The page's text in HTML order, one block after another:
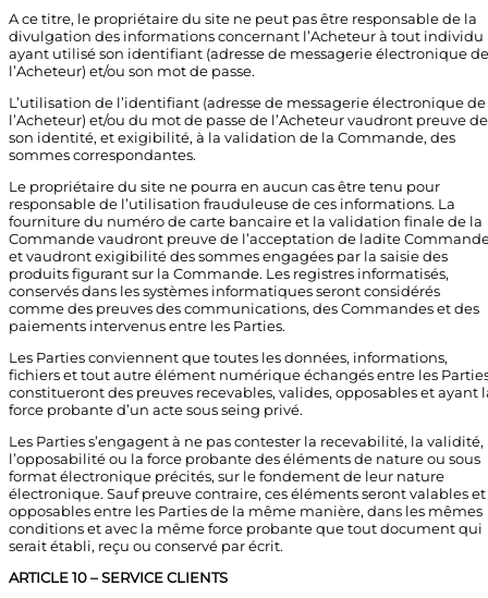
A ce titre, le propriétaire du site ne peut pas être responsable de la
divulgation des informations concernant l’Acheteur à tout individu
ayant utilisé son identifiant (adresse de messagerie électronique de
l’Acheteur) et/ou son mot de passe.
L’utilisation de l’identifiant (adresse de messagerie électronique de
l’Acheteur) et/ou du mot de passe de l’Acheteur vaudront preuve de
son identité, et exigibilité, à la validation de la Commande, des
sommes correspondantes.
Le propriétaire du site ne pourra en aucun cas être tenu pour
responsable de l’utilisation frauduleuse de ces informations. La
fourniture du numéro de carte bancaire et la validation finale de la
Commande vaudront preuve de l’acceptation de ladite
et vaudront exigibilité des sommes engagées par la saisie des
produits figurant sur la Commande. Les registres informatisés,
conservés dans les systèmes informatiques seront considérés
comme des preuves des communications, des Commandes et des
paiements intervenus entre les Parties.
Les Parties conviennent que toutes les données, informations,
fichiers et tout autre élément numérique échangés entre les
constitueront des preuves recevables, valides, opposables et ayant
force probante d’un acte sous seing privé.
Les Parties s’engagent à ne pas contester la recevabilité, la validité,
l’opposabilité ou la force probante des éléments de nature ou sous
format électronique précités, sur le fondement de leur nature
électronique. Sauf preuve contraire, ces éléments seront valables et
opposables entre les Parties de la même manière, dans les mêmes
conditions et avec la même force probante que tout document qui
serait établi, reçu ou conservé par écrit.
ARTICLE 10 – SERVICE CLIENTS